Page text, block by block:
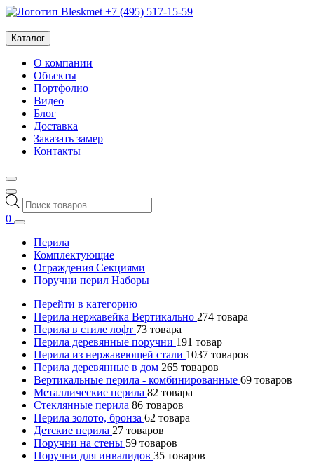
+7 (495) 517-15-59
Каталог
О компании
Объекты
Портфолио
Видео
Блог
Доставка
Заказать замер
Контакты
Поиск
товаров
0
Перила
Комплектующие
Ограждения Секциями
Поручни перил Наборы
Перейти в категорию
Перила нержавейка Вертикально 274 товара
Перила в стиле лофт 73 товара
Перила деревянные поручни 191 товар
Перила из нержавеющей стали 1037 товаров
Перила деревянные в дом 265 товаров
Вертикальные перила - комбинированные 69 товаров
Металлические перила 82 товара
Стеклянные перила 86 товаров
Перила золото, бронза 62 товара
Детские перила 27 товаров
Поручни на стены 59 товаров
Поручни для инвалидов 35 товаров